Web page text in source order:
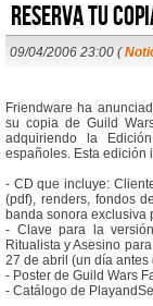
Reserva tu
09/04/2006 23:00 (
Friendware ha
su copia de Guild
adquiriendo la
españoles. Esta edición
- CD que incluye:
(pdf), renders, fondos
banda sonora exclusiva
- Clave para la
Ritualista y Asesino
27 de abril (un día
- Poster de Guild Wars
- Catálogo de